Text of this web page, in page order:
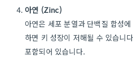
아연 (Zinc)
아연은 세포 분열과 단백질 합성
하면 키 성장이 저해될 수 있습니
포함되어 있습니다.